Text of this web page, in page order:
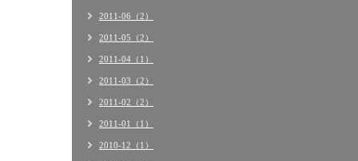
2011-06（2）
2011-05（2）
2011-04（1）
2011-03（2）
2011-02（2）
2011-01（1）
2010-12（1）